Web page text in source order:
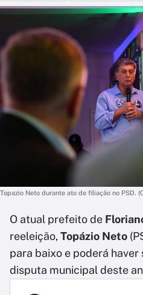
Topazio Neto durante ato de filiação no PSD.
O atual prefeito de
reeleição, Topázio Neto
para baixo e poderá haver
disputa municipal deste